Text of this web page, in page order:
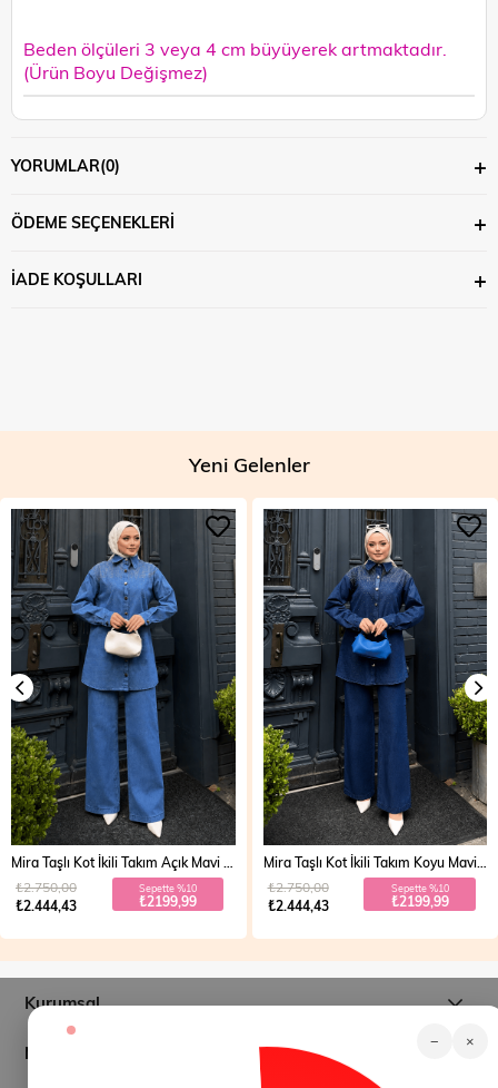
Beden ölçüleri 3 veya 4 cm büyüyerek artmaktadır.
(Ürün Boyu Değişmez)
YORUMLAR(0)
ÖDEME SEÇENEKLERI
İADE KOŞULLARI
Yeni Gelenler
₺2.444,43
₺2.750,00 Sepette %10
₺2199,99
Mira Taşlı Kot İkili Takım Koyu Mavi 19286
₺2.444,43
₺2.750,00 Sepette %10
₺2199,99
Kurumsal
Müşteri İlişkileri − ×